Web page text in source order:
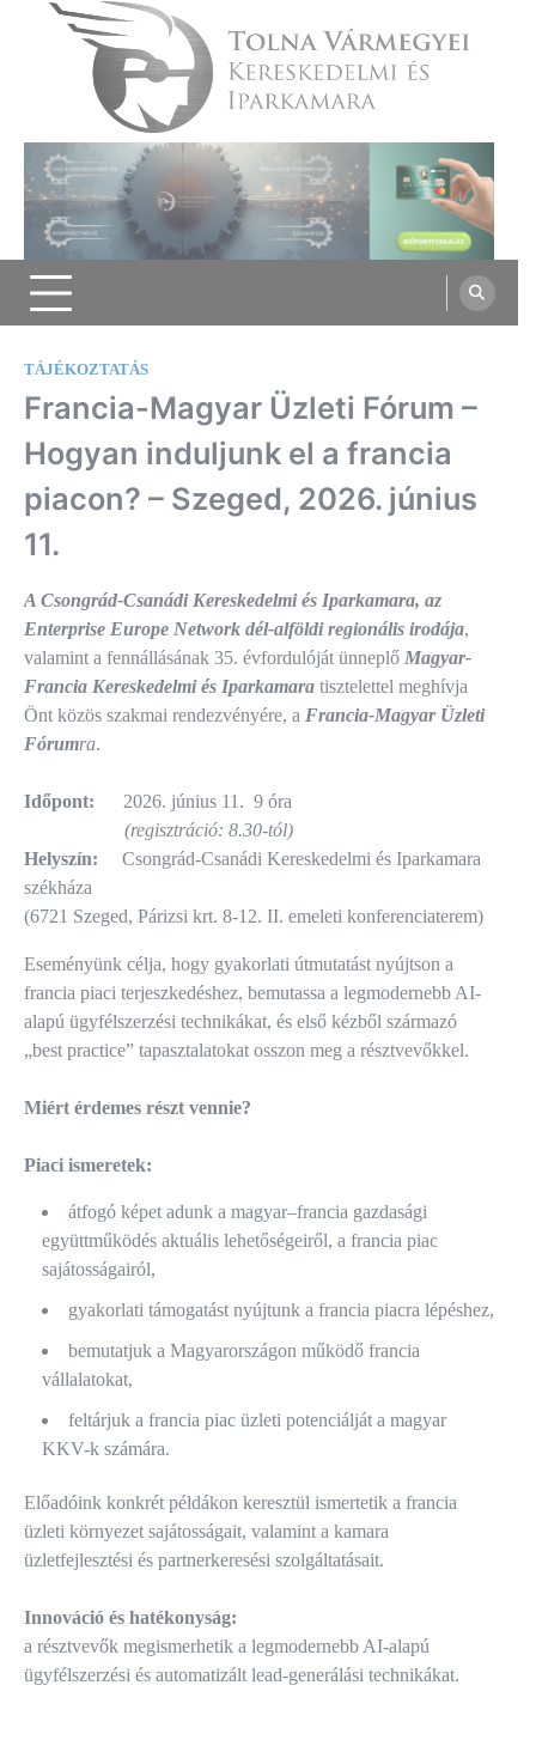
Tolna Vármegyei Kereskedelmi és
Iparkamara
TÁJÉKOZTATÁS
Francia-Magyar Üzleti Fórum –
Hogyan induljunk el a francia
piacon? – Szeged, 2026. június
11.
A Csongrád-Csanádi Kereskedelmi és Iparkamara, az
Enterprise Europe Network dél-alföldi regionális irodája,
valamint a fennállásának 35. évfordulóját ünneplő Magyar-
Francia Kereskedelmi és Iparkamara tisztelettel meghívja
Önt közös szakmai rendezvényére, a Francia-Magyar Üzleti
Fórumra.
Időpont: 2026. június 11. 9 óra
(regisztráció: 8.30-tól)
Helyszín: Csongrád-Csanádi Kereskedelmi és Iparkamara
székháza
(6721 Szeged, Párizsi krt. 8-12. II. emeleti konferenciaterem)
Eseményünk célja, hogy gyakorlati útmutatást nyújtson a
francia piaci terjeszkedéshez, bemutassa a legmodernebb AI-
alapú ügyfélszerzési technikákat, és első kézből származó
„best practice” tapasztalatokat osszon meg a résztvevőkkel.
Miért érdemes részt vennie?
Piaci ismeretek:
átfogó képet adunk a magyar–francia gazdasági
együttműködés aktuális lehetőségeiről, a francia piac
sajátosságairól,
gyakorlati támogatást nyújtunk a francia piacra lépéshez,
bemutatjuk a Magyarországon működő francia
vállalatokat,
feltárjuk a francia piac üzleti potenciálját a magyar
KKV-k számára.
Előadóink konkrét példákon keresztül ismertetik a francia
üzleti környezet sajátosságait, valamint a kamara
üzletfejlesztési és partnerkeresési szolgáltatásait.
Innováció és hatékonyság:
a résztvevők megismerhetik a legmodernebb AI-alapú
ügyfélszerzési és automatizált lead-generálási technikákat.